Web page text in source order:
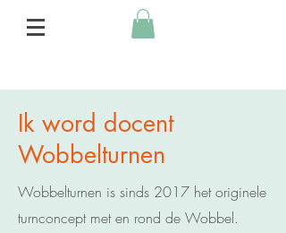
Ik word docent
Wobbelturnen
Wobbelturnen is sinds 2017 het originele
turnconcept met en rond de Wobbel.